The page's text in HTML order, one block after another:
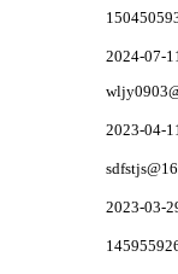
2024-07-
2023-04-
2023-03-